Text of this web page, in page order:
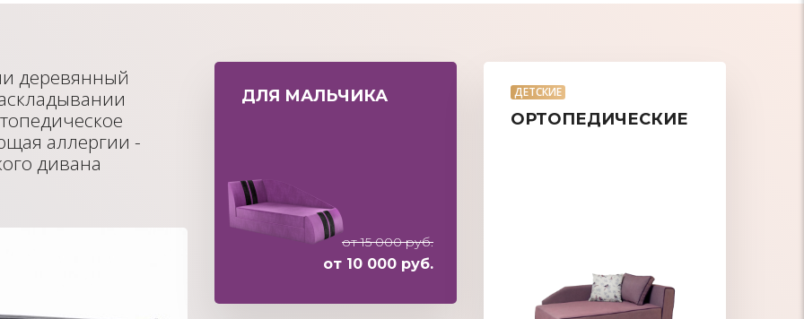
деревянный
аллергии -
дивана
ДЛЯ МАЛЬЧИКА
от 15 000 руб.
от 10 000 руб.
ДЕТСКИЕ
ОРТОПЕДИЧЕСКИЕ